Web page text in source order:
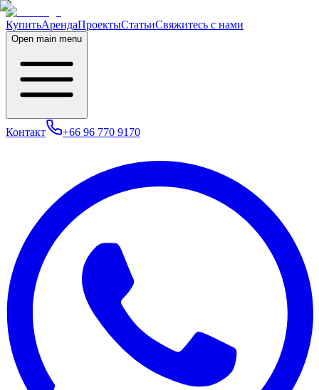
КупитьАрендаПроектыСтатьиСвяжитесь с нами
Open main menu
Контакт +66 96 770 9170